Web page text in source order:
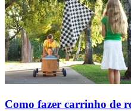
Como fazer carrinho de